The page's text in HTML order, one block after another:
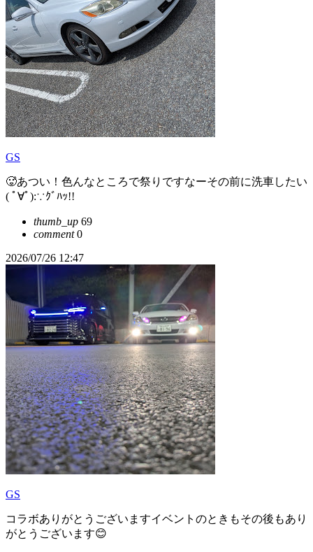
GS
🥵あつい！色んなところで祭りですなーその前に洗車したい
( ﾟ∀ﾟ):∵ｸﾞﾊｯ!!
thumb_up 69
comment0
2026/07/26 12:47
GS
コラボありがとうございますイベントのときもその後もあり
がとうございます😊